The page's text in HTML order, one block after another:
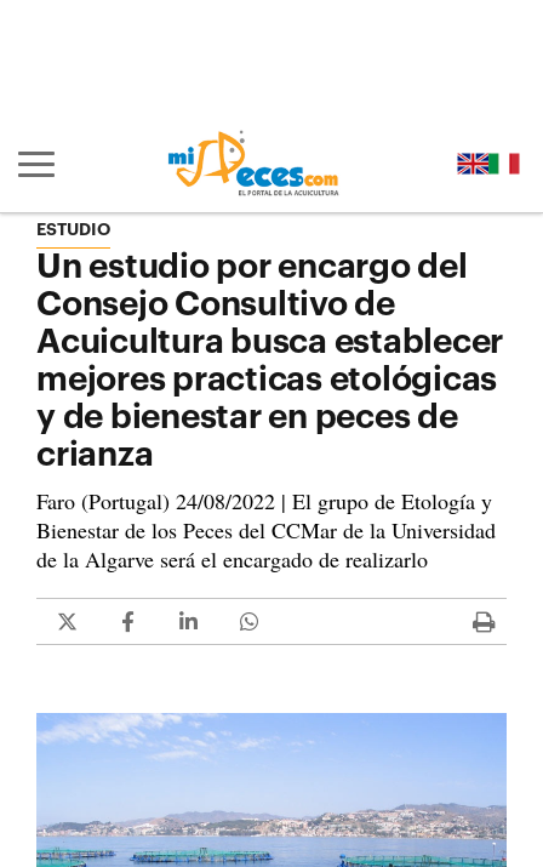
Mostrar/ocultar navegación principal
ESTUDIO
Un estudio por encargo del
Consejo Consultivo de
Acuicultura busca establecer
mejores practicas etológicas
y de bienestar en peces de
crianza
Faro (Portugal) 24/08/2022 | El grupo de Etología y
Bienestar de los Peces del CCMar de la Universidad
de la Algarve será el encargado de realizarlo